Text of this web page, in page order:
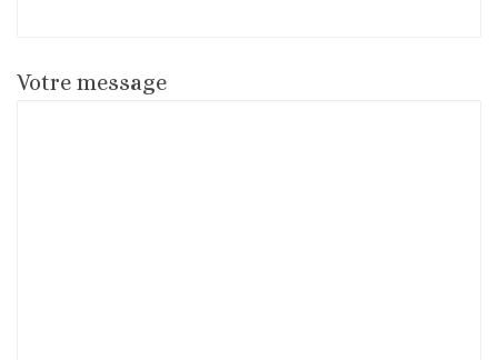
Votre message